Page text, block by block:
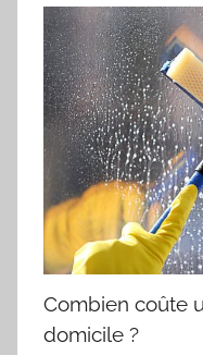
Combien coûte
domicile ?